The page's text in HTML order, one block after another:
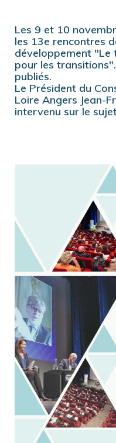
Les 9 et 10
les 13e rencontres
développement "Le
pour les
publiés.
Le Président du
Loire Angers Jean-
intervenu sur le